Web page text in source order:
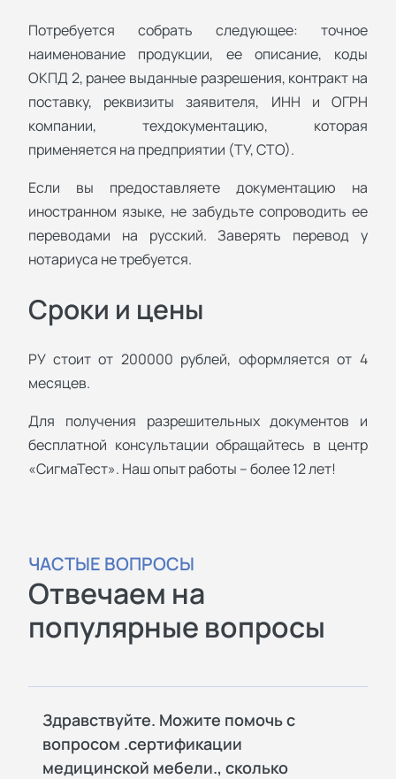
Потребуется собрать следующее: точное
наименование продукции, ее описание, коды
ОКПД 2, ранее выданные разрешения, контракт на
поставку, реквизиты заявителя, ИНН и ОГРН
компании, техдокументацию, которая
применяется на предприятии (ТУ, СТО).
Если вы предоставляете документацию на
иностранном языке, не забудьте сопроводить ее
переводами на русский. Заверять перевод у
нотариуса не требуется.
Сроки и цены
РУ стоит от 200000 рублей, оформляется от 4
месяцев.
Для получения разрешительных документов и
бесплатной консультации обращайтесь в центр
«СигмаТест». Наш опыт работы – более 12 лет!
ЧАСТЫЕ ВОПРОСЫ
Отвечаем на
популярные вопросы
Здравствуйте. Можите помочь с
вопросом .сертификации
медицинской мебели., сколько